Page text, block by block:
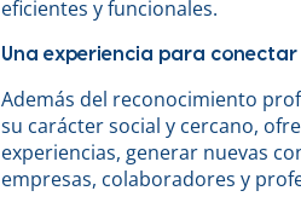
eficientes y funcionales.
Una experiencia para
Además del reconocimiento
su carácter social y cercano,
experiencias, generar nuevas
empresas, colaboradores y